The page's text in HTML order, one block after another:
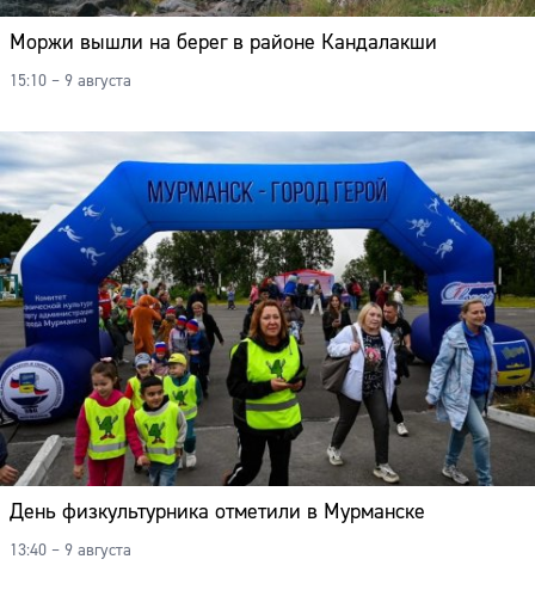
Моржи вышли на берег в районе Кандалакши
15:10 – 9 августа
День физкультурника отметили в Мурманске
13:40 – 9 августа
Адрес: